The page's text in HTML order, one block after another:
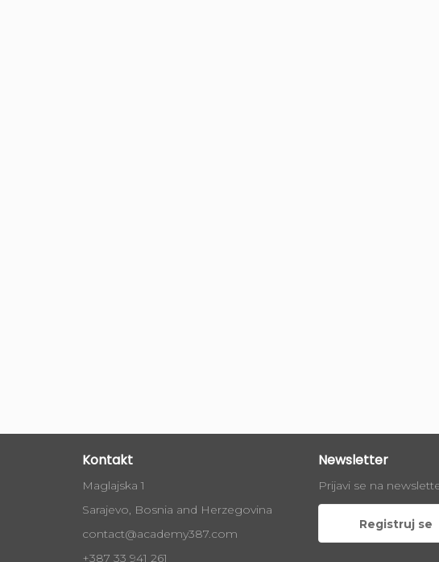
Kontakt
Maglajska 1
Sarajevo, Bosnia and Herzegovina
contact@academy387.com
+387 33 941 261
Newsletter
Prijavi se na
Registruj se